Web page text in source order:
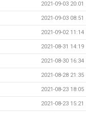
2021-09-03 20:01
2021-09-03 08:51
2021-09-02 11:14
2021-08-31 14:19
2021-08-30 16:34
2021-08-28 21:35
2021-08-23 18:05
2021-08-23 15:21